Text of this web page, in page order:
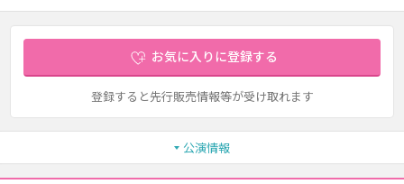
お気に入りに登録する
登録すると先行販売情報等が受け取れます
公演情報